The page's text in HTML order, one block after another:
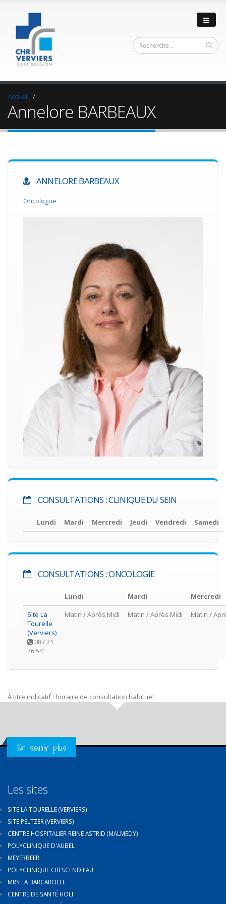
Accueil
Annelore BARBEAUX
ANNELORE BARBEAUX
Oncologue
CONSULTATIONS : CLINIQUE DU SEIN
Lundi Mardi Mercredi Jeudi Vendredi Samedi
CONSULTATIONS : ONCOLOGIE
Lundi Mardi
Mercredi
Site La
Tourelle
(Verviers)
087 21
26 54
Matin / Après Midi Matin / Après Midi Matin /
À titre indicatif : horaire de consultation habituel
Get in Touch
En savoir plus
Les sites
SITE LA TOURELLE (VERVIERS)
SITE PELTZER (VERVIERS)
CENTRE HOSPITALIER REINE ASTRID (MALMEDY)
POLYCLINIQUE D'AUBEL
MEYERBEER
POLYCLINIQUE CRESCEND'EAU
MRS LA BARCAROLLE
CENTRE DE SANTÉ HOLI